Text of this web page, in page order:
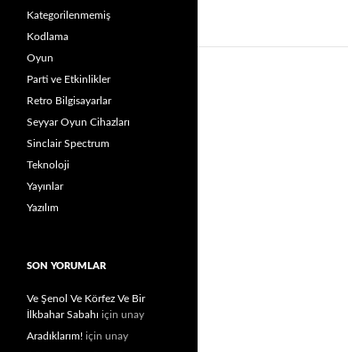
Kategorilenmemiş
Kodlama
Oyun
Parti ve Etkinlikler
Retro Bilgisayarlar
Seyyar Oyun Cihazları
Sinclair Spectrum
Teknoloji
Yayınlar
Yazılım
SON YORUMLAR
Ve Şenol Ve Körfez Ve Bir
İlkbahar Sabahı için unay
Aradıklarım! için unay